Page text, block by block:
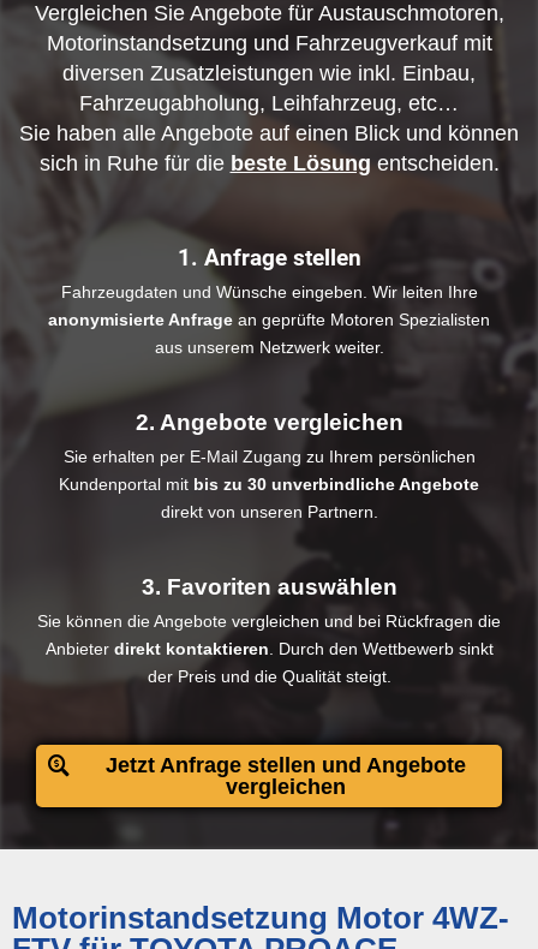
Vergleichen Sie Angebote für Austauschmotoren,
Motorinstandsetzung und Fahrzeugverkauf mit
diversen Zusatzleistungen wie inkl. Einbau,
Fahrzeugabholung, Leihfahrzeug, etc…
Sie haben alle Angebote auf einen Blick und können
sich in Ruhe für die beste Lösung entscheiden.
1. Anfrage stellen
Fahrzeugdaten und Wünsche eingeben. Wir leiten Ihre
anonymisierte Anfrage an geprüfte Motoren Spezialisten
aus unserem Netzwerk weiter.
2. Angebote vergleichen
Sie erhalten per E-Mail Zugang zu Ihrem persönlichen
Kundenportal mit bis zu 30 unverbindliche Angebote
direkt von unseren Partnern.
3. Favoriten auswählen
Sie können die Angebote vergleichen und bei Rückfragen die
Anbieter direkt kontaktieren . Durch den Wettbewerb sinkt
der Preis und die Qualität steigt.​
Jetzt Anfrage stellen und Angebote
vergleichen
Motorinstandsetzung Motor 4WZ-